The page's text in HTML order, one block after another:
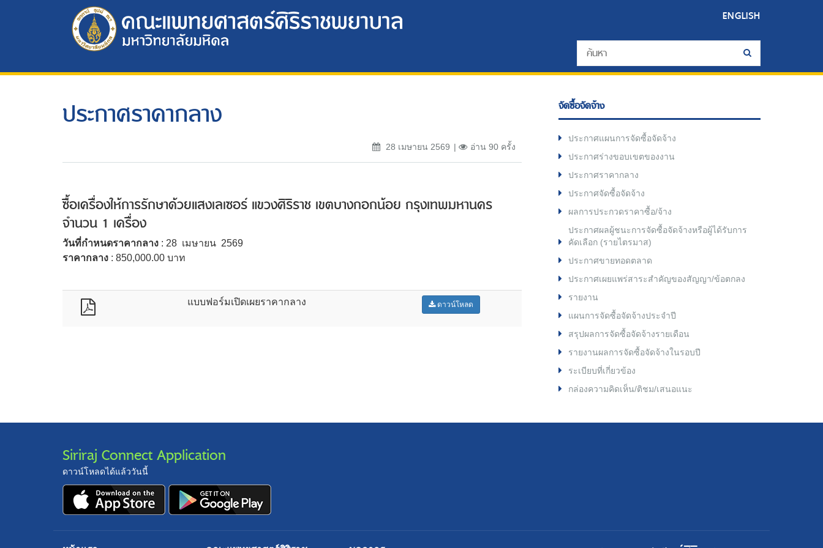
ENGLISH
ประกาศราคากลาง
28 เมษายน 2569 อ่าน 90 ครั้ง
ซื้อเครื่องให้การรักษาด้วยแสงเลเซอร์ แขวงศิริราช เขตบางกอกน้อย กรุงเทพมหานคร
จำนวน 1 เครื่อง
วันที่กำหนดราคากลาง : 28 เมษายน 2569
ราคากลาง : 850,000.00 บาท
แบบฟอร์มเปิดเผยราคากลาง ดาวน์โหลด
จัดซื้อจัดจ้าง
ประกาศแผนการจัดซื้อจัดจ้าง
ประกาศร่างขอบเขตของงาน
ประกาศราคากลาง
ประกาศจัดซื้อจัดจ้าง
ผลการประกวดราคาซื้อ/จ้าง
ประกาศผลผู้ชนะการจัดซื้อจัดจ้างหรือผู้ได้รับการ
คัดเลือก (รายไตรมาส)
ประกาศขายทอดตลาด
ประกาศเผยแพร่สาระสำคัญของสัญญา/ข้อตกลง
รายงาน
แผนการจัดซื้อจัดจ้างประจำปี
สรุปผลการจัดซื้อจัดจ้างรายเดือน
รายงานผลการจัดซื้อจัดจ้างในรอบปี
ระเบียบที่เกี่ยวข้อง
กล่องความคิดเห็น/ติชม/เสนอแนะ
Siriraj Connect Application
ดาวน์โหลดได้แล้ววันนี้